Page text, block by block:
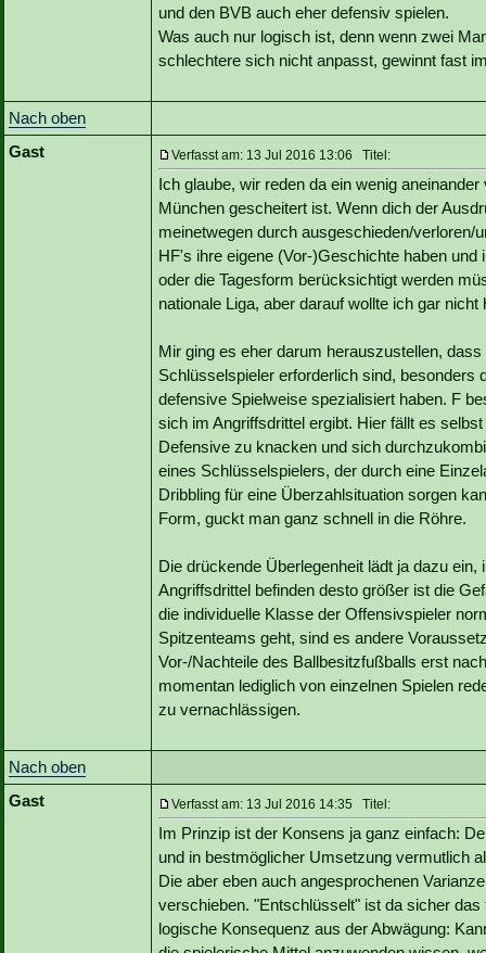
und den BVB auch eher defensiv spielen.
Was auch nur logisch ist, denn wenn zwei
schlechtere sich nicht anpasst, gewinnt fast
Nach oben
Gast
Verfasst am: 13 Jul 2016 13:06 Titel:
Ich glaube, wir reden da ein wenig
München gescheitert ist. Wenn dich der
meinetwegen durch ausgeschieden/verloren/
HF's ihre eigene (Vor-)Geschichte haben
oder die Tagesform berücksichtigt werden
nationale Liga, aber darauf wollte ich gar nicht
Mir ging es eher darum herauszustellen,
Schlüsselspieler erforderlich sind, besonders
defensive Spielweise spezialisiert haben. F
sich im Angriffsdrittel ergibt. Hier fällt es
Defensive zu knacken und sich
eines Schlüsselspielers, der durch eine
Dribbling für eine Überzahlsituation sorgen
Form, guckt man ganz schnell in die Röhre.
Die drückende Überlegenheit lädt ja dazu
Angriffsdrittel befinden desto größer ist die
die individuelle Klasse der Offensivspieler
Spitzenteams geht, sind es andere
Vor-/Nachteile des Ballbesitzfußballs erst
momentan lediglich von einzelnen Spielen
zu vernachlässigen.
Nach oben
Gast
Verfasst am: 13 Jul 2016 14:35 Titel:
Im Prinzip ist der Konsens ja ganz einfach:
und in bestmöglicher Umsetzung vermutlich
Die aber eben auch angesprochenen
verschieben. "Entschlüsselt" ist da sicher
logische Konsequenz aus der Abwägung: